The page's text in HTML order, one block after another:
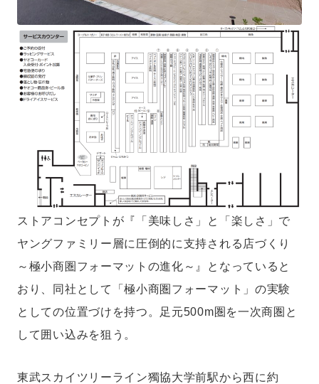
ストアコンセプトが『「美味しさ」と「楽しさ」で
ヤングファミリー層に圧倒的に支持される店づくり
～極小商圏フォーマットの進化～』となっていると
おり、同社として「極小商圏フォーマット」の実験
としての位置づけを持つ。足元500m圏を一次商圏と
して囲い込みを狙う。
東武スカイツリーライン獨協大学前駅から西に約